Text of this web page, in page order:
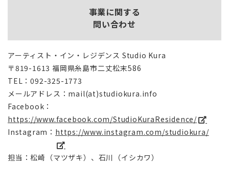
事業に関する
問い合わせ
アーティスト・イン・レジデンス Studio Kura
〒819-1613 福岡県糸島市二丈松末586
TEL：092-325-1773
メールアドレス：mail(at)studiokura.info
Facebook：
https://www.facebook.com/StudioKuraResidence/
Instagram： https://www.instagram.com/studiokura/
担当：松崎（マツザキ）、石川（イシカワ）